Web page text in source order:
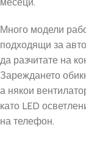
Много модели
подходящи за
да разчитате на
Зареждането
а някои
като LED
на телефон.